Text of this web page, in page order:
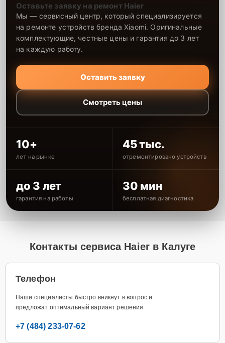
Оставьте заявку на ремонт Haier
Мы — сервисный центр, который специализируется
на ремонте устройств бренда Xiaomi. Оригинальные
комплектующие, честные цены и гарантия до 3 лет
на каждую работу.
Оставить заявку
Смотреть цены
10+
лет на рынке
45 тыс.
отремонтировано устройств
до 3 лет
гарантия на работы
30 мин
бесплатная диагностика
Контакты сервиса Haier в Калуге
Телефон
Наши специалисты быстро вникнут в вопрос и
предложат оптимальный вариант решения
+7 (484) 233-07-62